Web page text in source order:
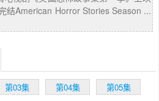
《美国恐怖故事》的忠实粉丝应该一
现在观众眼前。主创瑞恩墨菲（Ryan
恐怖的神话和传说，观众透过《美国
事》认识和喜爱的众多卡司都会现身其
结American Horror Stories Season ...
第03集 第04集
第05集